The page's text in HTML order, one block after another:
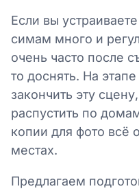
Если вы
симам много и
очень часто после
то доснять. На
закончить эту
распустить по
копии для фото всё
местах.
Предлагаем